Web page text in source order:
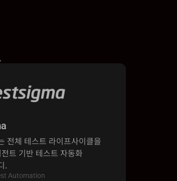
전체 테스트 라이프사이클을
트 기반 테스트 자동화
.
Automation